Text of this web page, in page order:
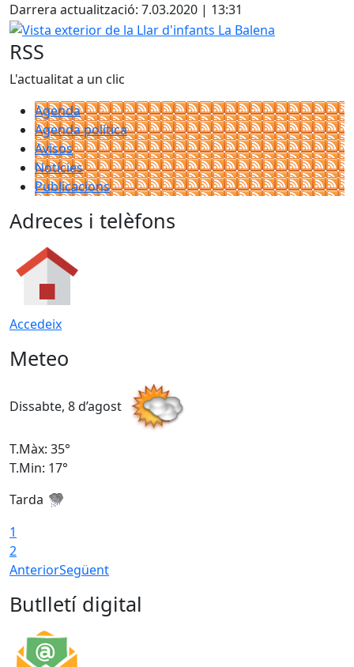
Darrera actualització: 7.03.2020 | 13:31
Vista exterior de la Llar d'infants La Balena
RSS
L'actualitat a un clic
Agenda
Agenda política
Avisos
Notícies
Publicacions
Adreces i telèfons
Accedeix
Meteo
Dissabte, 8 d’agost
T.Màx: 35°
T.Min: 17°
Tarda
1
2
AnteriorSegüent
Butlletí digital